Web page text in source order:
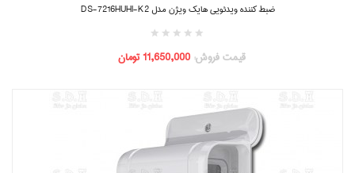
ضبط کننده ویدئویی هایک ویژن مدل DS-7216HUHI-K2
قیمت فروش:11,650,000 تومان